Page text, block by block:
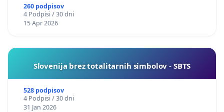
260 podpisov
4 Podpisi / 30 dni
15 Apr 2026
Slovenija brez totalitarnih simbolov - SBTS
528 podpisov
4 Podpisi / 30 dni
31 Jan 2026